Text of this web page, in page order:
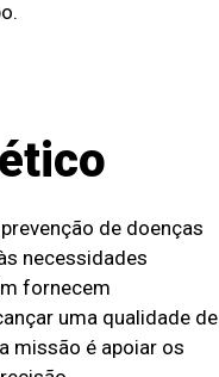
de doenças
necessidades
fornecem
uma qualidade de
missão é apoiar os